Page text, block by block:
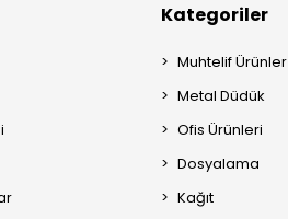
Kategoriler
Muhtelif Ürünler
Metal Düdük
Ofis Ürünleri
Dosyalama
Kağıt